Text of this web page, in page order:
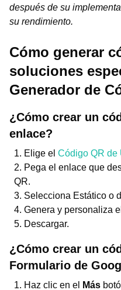
después de su
su rendimiento.
Cómo generar
soluciones
Generador de
¿Cómo crear un
enlace?
Elige el Código QR de
Pega el enlace que
QR.
Selecciona Estático o
Genera y personaliza
Descargar.
¿Cómo crear un
Formulario de
Haz clic en el Más